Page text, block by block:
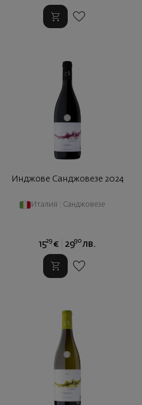
Инджове Санджовезе 2024
Италия Санджовезе
1529 € 2990 лв.